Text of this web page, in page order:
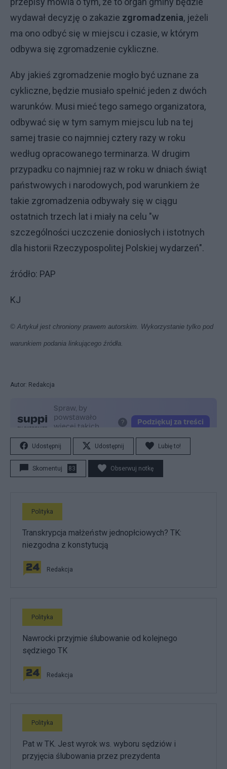
wydawał decyzję o zakazie zgromadzenia, jeżeli
ma ono odbyć się w miejscu i czasie, w którym
odbywa się zgromadzenie cykliczne.
Aby jakieś zgromadzenie mogło być uznane za
cykliczne, będzie musiało spełnić jeden z dwóch
warunków. Musi mieć tego samego organizatora,
odbywać się w tym samym miejscu lub na tej
samej trasie co najmniej cztery razy w roku
według opracowanego terminarza. W drugim
przypadku co najmniej raz w roku w dniach świąt
państwowych i narodowych, pod warunkiem że
takie zgromadzenia odbywały się w ciągu
ostatnich trzech lat i miały na celu "w
szczególności uczczenie doniosłych i istotnych
dla historii Rzeczypospolitej Polskiej wydarzeń".
źródło: PAP
KJ
© Artykuł jest chroniony prawem autorskim. Wykorzystanie tylko pod
warunkiem podania linkującego źródła.
Autor: Redakcja
Udostępnij Udostępnij Lubię to!
Skomentuj 83 Obserwuj notkę
Polityka
Transkrypcja małżeństw jednopłciowych? TK:
niezgodna z konstytucją
Redakcja
Polityka
Nawrocki przyjmie ślubowanie od kolejnego
sędziego TK
Redakcja
Polityka
Pat w TK. Jest wyrok ws. wyboru sędziów i
przyjęcia ślubowania przez prezydenta